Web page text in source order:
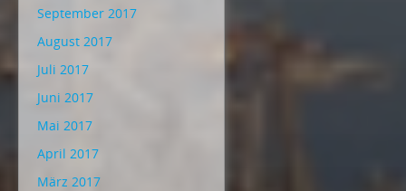
September 2017
August 2017
Juli 2017
Juni 2017
Mai 2017
April 2017
März 2017